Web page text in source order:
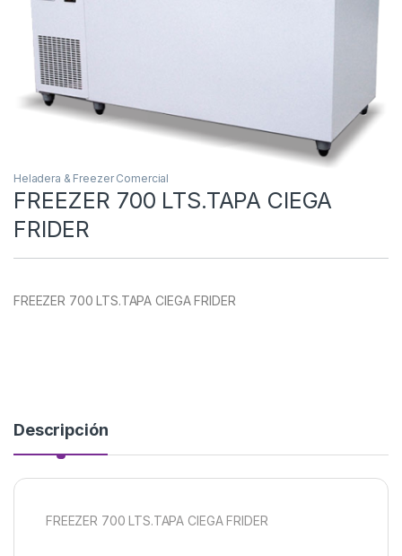
Heladera & Freezer Comercial
FREEZER 700 LTS.TAPA CIEGA
FRIDER
FREEZER 700 LTS.TAPA CIEGA FRIDER
Descripción
FREEZER 700 LTS.TAPA CIEGA FRIDER